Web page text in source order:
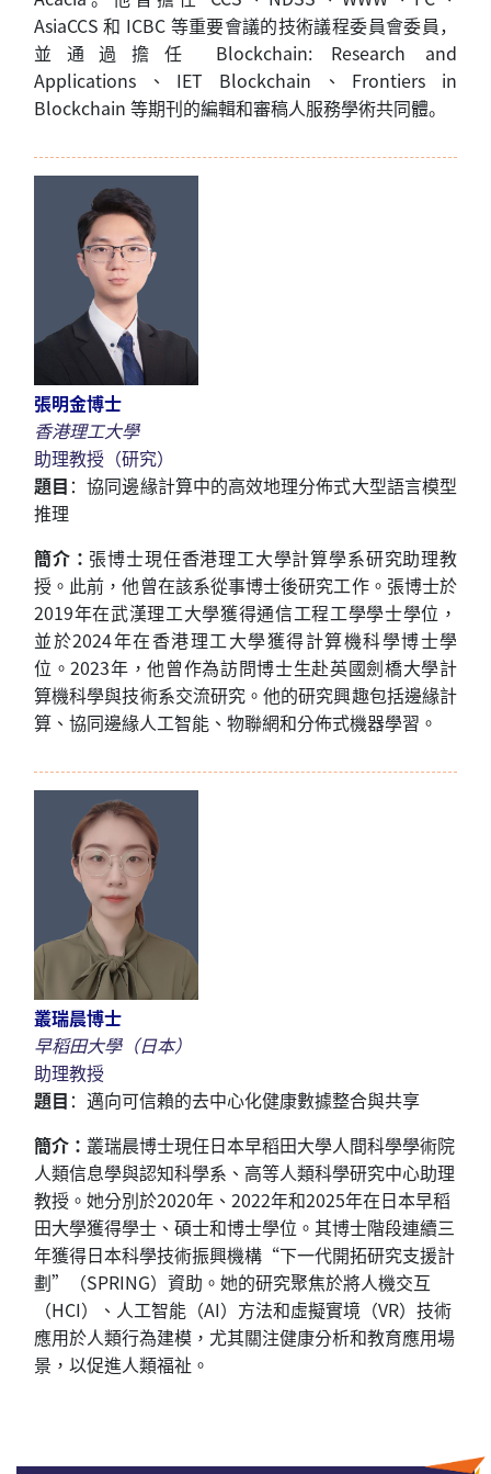
AsiaCCS 和 ICBC 等重要會議的技術議程委員會委員，
並通過擔任
Blockchain: Research and
Applications 、 IET Blockchain 、 Frontiers in
Blockchain 等期刊的編輯和審稿人服務學術共同體。
張明金博士
香港理工大學
助理教授（研究）
題目 ：協同邊緣計算中的高效地理分佈式大型語言模型
推理
簡介： 張博士現任香港理工大學計算學系研究助理教
授。此前，他曾在該系從事博士後研究工作。張博士於
2019年在武漢理工大學獲得通信工程工學學士學位，
並於2024年在香港理工大學獲得計算機科學博士學
位。2023年，他曾作為訪問博士生赴英國劍橋大學計
算機科學與技術系交流研究。他的研究興趣包括邊緣計
算、協同邊緣人工智能、物聯網和分佈式機器學習。
叢瑞晨博士
早稻田大學（日本）
助理教授
題目 ：邁向可信賴的去中心化健康數據整合與共享
簡介： 叢瑞晨博士現任日本早稻田大學人間科學學術院
人類信息學與認知科學系、高等人類科學研究中心助理
教授。她分別於2020年、2022年和2025年在日本早稻
田大學獲得學士、碩士和博士學位。其博士階段連續三
年獲得日本科學技術振興機構“下一代開拓研究支援計
劃”（SPRING）資助。她的研究聚焦於將人機交互
（HCI）、人工智能（AI）方法和虛擬實境（VR）技術
應用於人類行為建模，尤其關注健康分析和教育應用場
景，以促進人類福祉。